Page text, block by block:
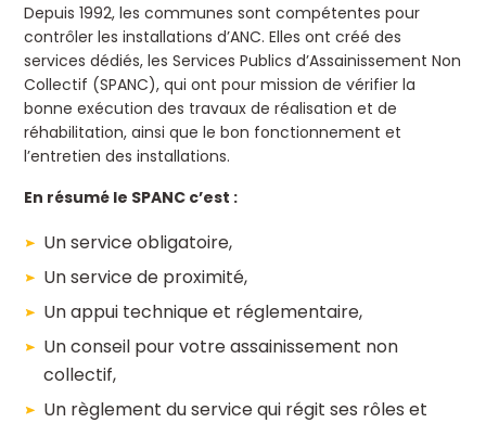
Depuis 1992, les communes sont compétentes pour
contrôler les installations d’ANC. Elles ont créé des
services dédiés, les Services Publics d’Assainissement Non
Collectif (SPANC), qui ont pour mission de vérifier la
bonne exécution des travaux de réalisation et de
réhabilitation, ainsi que le bon fonctionnement et
l’entretien des installations.
En résumé le SPANC c’est :
Un service obligatoire,
Un service de proximité,
Un appui technique et réglementaire,
Un conseil pour votre assainissement non
collectif,
Un règlement du service qui régit ses rôles et